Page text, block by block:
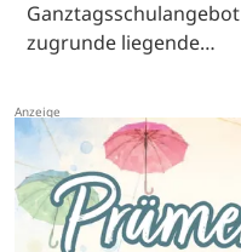
zugrunde liegende…